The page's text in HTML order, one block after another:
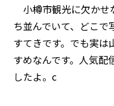
小樽市観光に欠かせ
ち並んでいて、どこで
すてきです。でも実
すめなんです。人気配
したよ。c